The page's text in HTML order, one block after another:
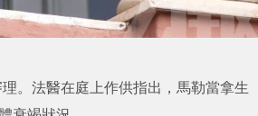
。法醫在庭上作供指出，馬勒當拿生